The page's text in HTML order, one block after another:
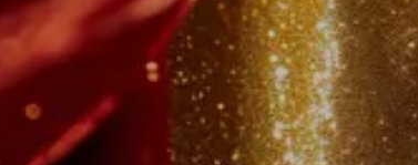
Séoul
visites urbaines
concerts